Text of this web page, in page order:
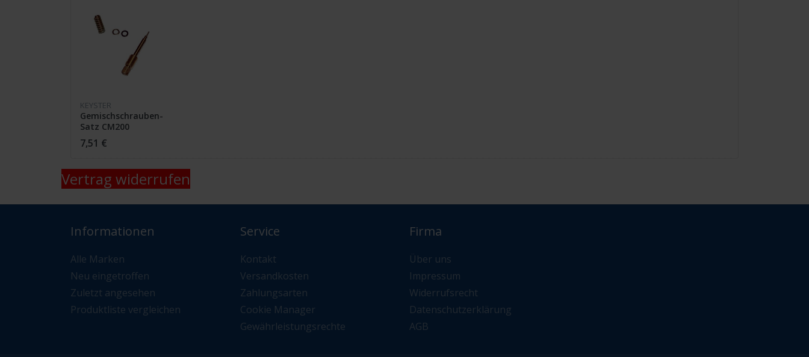
KEYSTER
Gemischschrauben-
Satz CM200
7,51 €
Vertrag widerrufen
Informationen
Alle Marken
Neu eingetroffen
Zuletzt angesehen
Produktliste vergleichen
Service
Kontakt
Versandkosten
Zahlungsarten
Cookie Manager
Gewährleistungsrechte
Firma
Über uns
Impressum
Widerrufsrecht
Datenschutzerklärung
AGB